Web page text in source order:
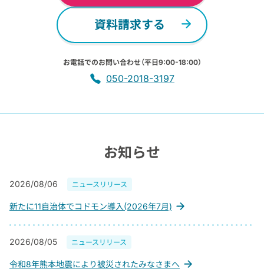
資料請求する
お電話でのお問い合わせ（平日9:00-18:00）
050-2018-3197
お知らせ
2026/08/06 ニュースリリース
新たに11自治体でコドモン導入(2026年7月)
2026/08/05 ニュースリリース
令和8年熊本地震により被災されたみなさまへ